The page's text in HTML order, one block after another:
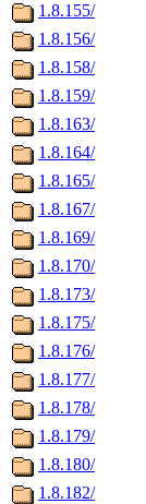
1.8.155/
1.8.156/
1.8.158/
1.8.159/
1.8.163/
1.8.164/
1.8.165/
1.8.167/
1.8.169/
1.8.170/
1.8.173/
1.8.175/
1.8.176/
1.8.177/
1.8.178/
1.8.179/
1.8.180/
1.8.182/